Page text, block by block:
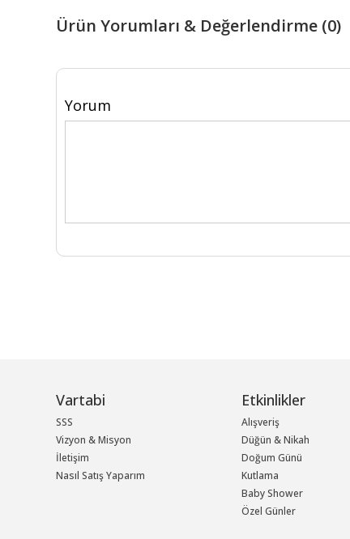
Ürün Yorumları & Değerlendirme (0)
Yorum
Vartabi
SSS
Vizyon & Misyon
İletişim
Nasıl Satış Yaparım
Etkinlikler
Alışveriş
Düğün & Nikah
Doğum Günü
Kutlama
Baby Shower
Özel Günler